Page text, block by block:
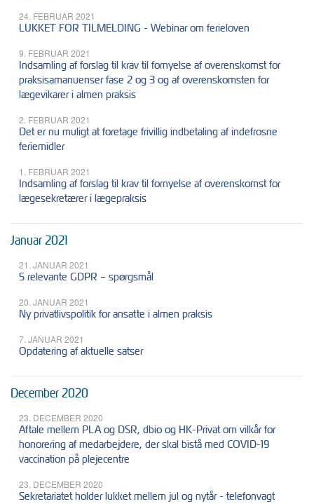
24. FEBRUAR 2021
LUKKET FOR TILMELDING - Webinar om ferieloven
9. FEBRUAR 2021
Indsamling af forslag til krav til fornyelse af overenskomst for
praksisamanuenser fase 2 og 3 og af overenskomsten for
lægevikarer i almen praksis
2. FEBRUAR 2021
Det er nu muligt at foretage frivillig indbetaling af indefrosne
feriemidler
1. FEBRUAR 2021
Indsamling af forslag til krav til fornyelse af overenskomst for
lægesekretærer i lægepraksis
Januar 2021
21. JANUAR 2021
5 relevante GDPR – spørgsmål
20. JANUAR 2021
Ny privatlivspolitik for ansatte i almen praksis
7. JANUAR 2021
Opdatering af aktuelle satser
December 2020
23. DECEMBER 2020
Aftale mellem PLA og DSR, dbio og HK-Privat om vilkår for
honorering af medarbejdere, der skal bistå med COVID-19
vaccination på plejecentre
23. DECEMBER 2020
Sekretariatet holder lukket mellem jul og nytår - telefonvagt